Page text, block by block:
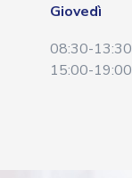
Giovedì
08:30-13:30
15:00-19:00